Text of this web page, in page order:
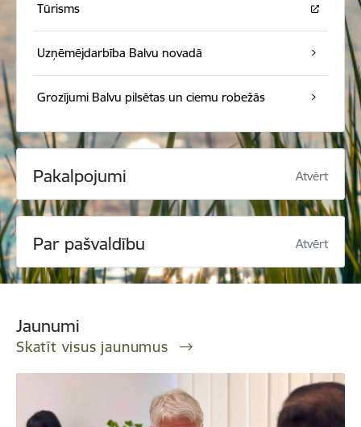
Tūrisms
Uzņēmējdarbība Balvu novadā
Grozījumi Balvu pilsētas un ciemu robežās
Pakalpojumi Atvērt
Par pašvaldību Atvērt
Jaunumi
Skatīt visus jaunumus